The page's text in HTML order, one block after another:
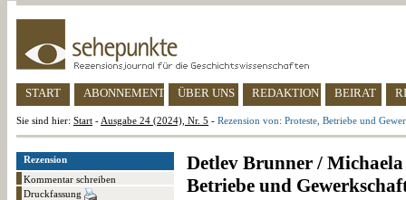
START ABONNEMENT ÜBER UNS REDAKTION BEIRAT
Sie sind hier: Start - Ausgabe 24 (2024), Nr. 5 - Rezension von: Proteste, Betriebe und
Rezension
Kommentar schreiben
Druckfassung
Detlev Brunner /
Betriebe und